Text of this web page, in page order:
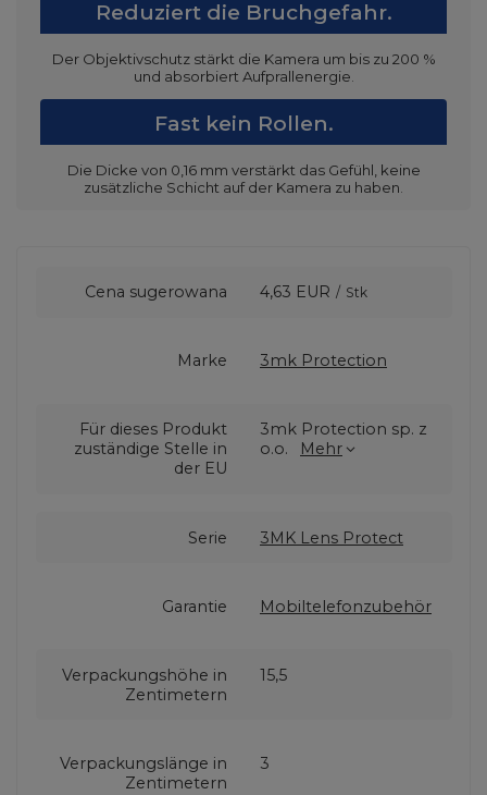
Reduziert die Bruchgefahr.
Der Objektivschutz stärkt die Kamera um bis zu 200 %
und absorbiert Aufprallenergie.
Fast kein Rollen.
Die Dicke von 0,16 mm verstärkt das Gefühl, keine
zusätzliche Schicht auf der Kamera zu haben.
Cena sugerowana 4,63 EUR / Stk
Marke 3mk Protection
Für dieses Produkt
zuständige Stelle in
der EU
3mk Protection sp. z
o.o.
Mehr
Serie 3MK Lens Protect
Garantie Mobiltelefonzubehör
Verpackungshöhe in
Zentimetern
15,5
Verpackungslänge in
Zentimetern
3